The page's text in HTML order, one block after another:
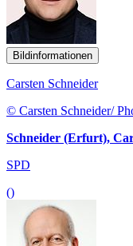
Bildinformationen
Carsten Schneider
© Carsten Schneider/
Schneider (Erfurt),
SPD
()